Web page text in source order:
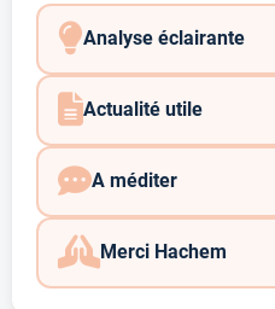
Analyse éclairante
Actualité utile
A méditer
Merci Hachem